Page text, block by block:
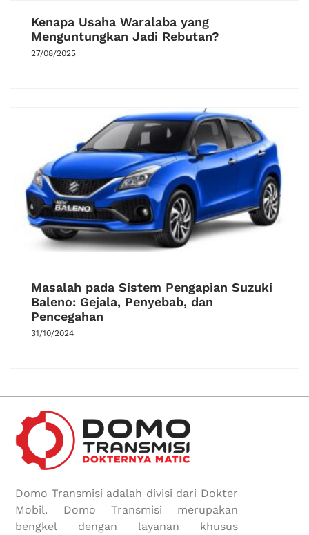
Kenapa Usaha Waralaba yang
Menguntungkan Jadi Rebutan?
27/08/2025
Masalah pada Sistem Pengapian Suzuki
Baleno: Gejala, Penyebab, dan
Pencegahan
31/10/2024
Domo Transmisi adalah divisi dari Dokter
Mobil. Domo Transmisi merupakan
bengkel dengan layanan khusus